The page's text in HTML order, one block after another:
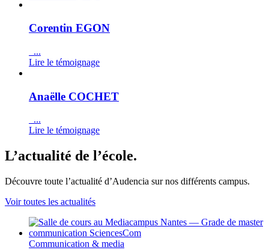
Corentin EGON
...
Lire le témoignage
Anaëlle COCHET
...
Lire le témoignage
L’actualité de l’école.
Découvre toute l’actualité d’Audencia sur nos différents campus.
Voir toutes les actualités
Communication & media